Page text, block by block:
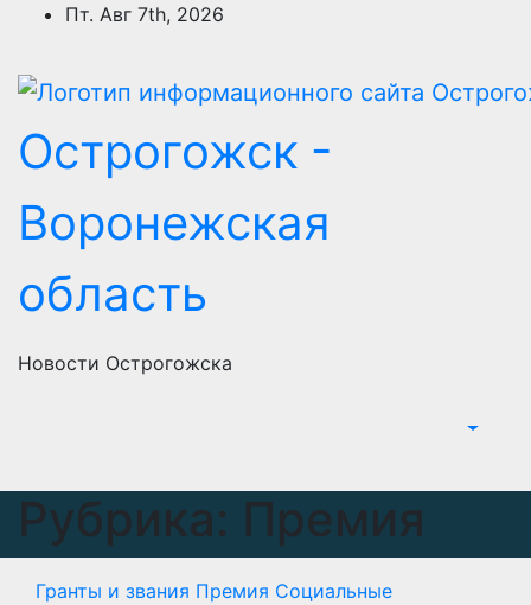
Перейти
содержимому
Пт. Авг 7th, 2026
Острогожск -
Воронежская
область
Новости Острогожска
Рубрика: Премия
Гранты и звания Премия Социальные